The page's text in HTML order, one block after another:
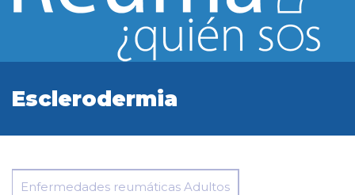
Esclerodermia
Enfermedades reumáticas Adultos